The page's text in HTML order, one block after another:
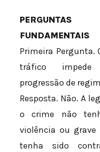
FUNDAMENTAIS
Primeira Pergunta.
tráfico impede
progressão de
Resposta. Não. A
o crime não
violência ou grave
tenha sido